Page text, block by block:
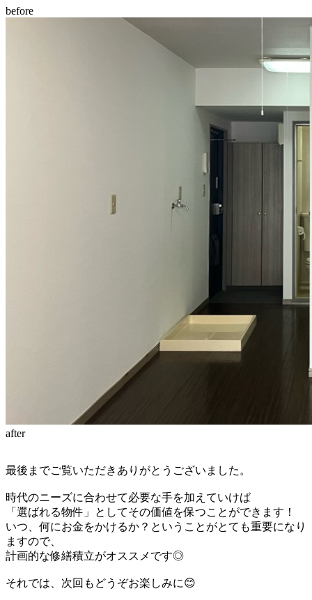
before
after
最後までご覧いただきありがとうございました。
時代のニーズに合わせて必要な手を加えていけば
「選ばれる物件」としてその価値を保つことができます！
いつ、何にお金をかけるか？ということがとても重要になり
ますので、
計画的な修繕積立がオススメです◎
それでは、次回もどうぞお楽しみに😊